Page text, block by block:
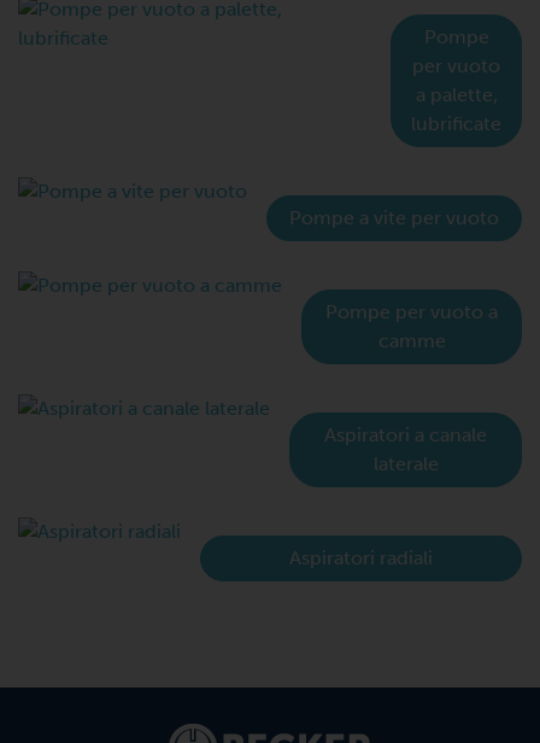
Pompe
per vuoto
a palette,
lubrificate
Pompe a vite per vuoto
Pompe per vuoto a
camme
Aspiratori a canale
laterale
Aspiratori radiali